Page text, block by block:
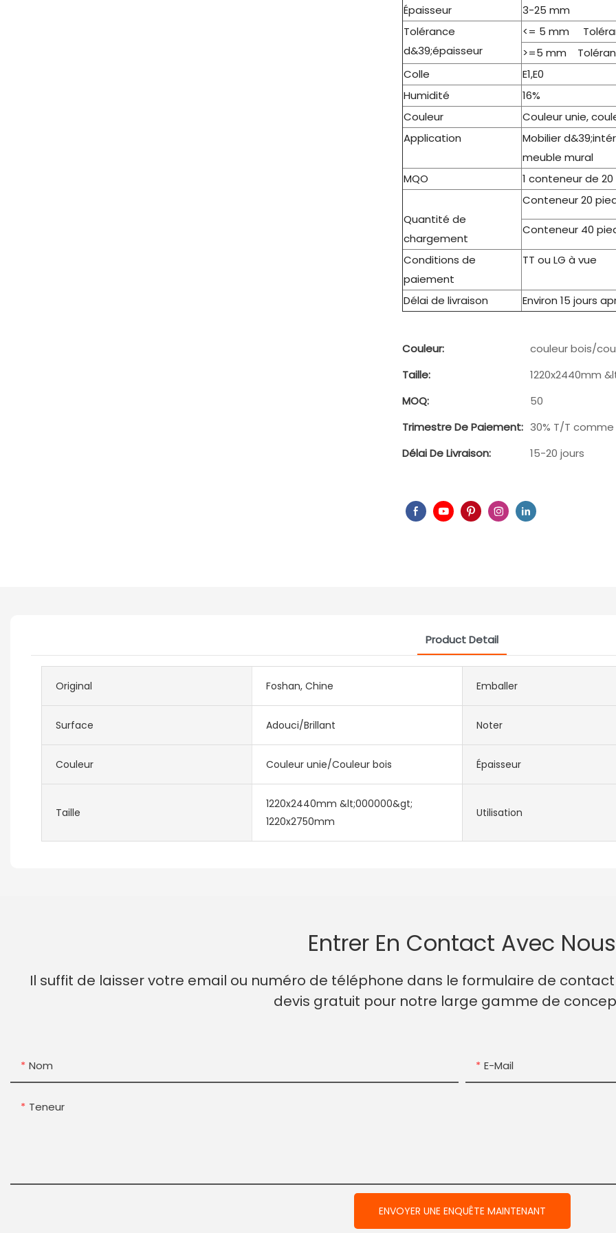
Épaisseur
3-25 mm
Tolérance
d&39;épaisseur
<= 5 mm
>=5 mm
Colle
E1,E0
Humidité
16%
Couleur
Couleur unie,
Application
Mobilier
meuble mural
MQO
1 conteneur de
Quantité de
chargement
Conteneur 20
Conteneur 40
Conditions de
paiement
TT ou LG à vue
Délai de livraison Environ 15 jours
Couleur:
couleur bois/
Taille:
1220x2440mm
MOQ:
50
Trimestre De Paiement: 30% T/T
Délai De Livraison:
15-20 jours
Product Detail
Original Foshan, Chine Emballer
Surface Adouci/Brillant Noter
Couleur Couleur unie/Couleur bois Épaisseur
Taille
1220x2440mm &lt;000000&gt;
1220x2750mm
Utilisation
Entrer En Contact Avec Nous
Il suffit de laisser votre email ou numéro de téléphone dans le formulaire de
devis gratuit pour notre large gamme de
Nom E-Mail
Teneur
ENVOYER UNE ENQUÊTE MAINTENANT